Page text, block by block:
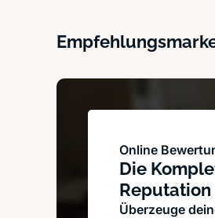
Online
Die
Reputation
Überzeuge